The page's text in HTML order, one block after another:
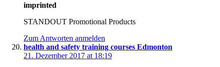
imprinted
STANDOUT Promotional Products
Zum Antworten anmelden
health and safety training courses Edmonton
21. Dezember 2017 at 18:19